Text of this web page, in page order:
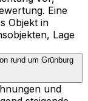
Eine
Objekt in
Lage
rund um Grünburg
und